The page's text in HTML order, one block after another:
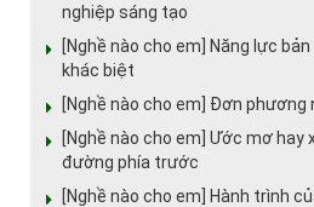
nghiệp sáng tạo
[Nghề nào cho em] Năng lực
khác biệt
[Nghề nào cho em] Đơn phương
[Nghề nào cho em] Ước mơ hay
đường phía trước
[Nghề nào cho em] Hành trình